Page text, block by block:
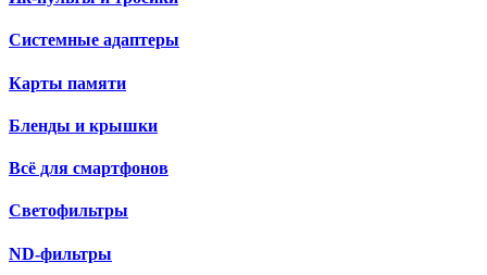
Системные адаптеры
Карты памяти
Бленды и крышки
Всё для смартфонов
Светофильтры
ND-фильтры